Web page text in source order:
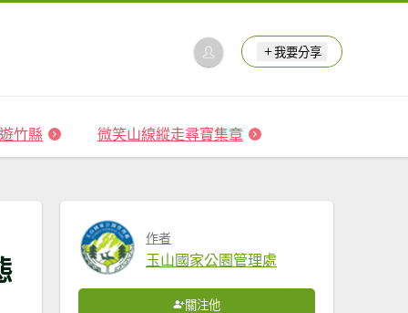
我要分享
竹縣 微笑山線縱走尋寶集章
作者
玉山國家公園管理處
關注他